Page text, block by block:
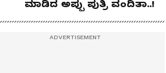
ಮಾಡಿದ ಅಪ್ಪು ಪುತ್ರಿ ವಂದಿತಾ..!